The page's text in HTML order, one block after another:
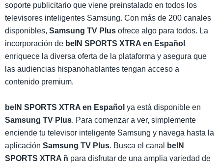
soporte publicitario que viene preinstalado en todos los
televisores inteligentes Samsung. Con más de 200 canales
disponibles, Samsung TV Plus ofrece algo para todos. La
incorporación de beIN SPORTS XTRA en Español
enriquece la diversa oferta de la plataforma y asegura que
las audiencias hispanohablantes tengan acceso a
contenido premium.
beIN SPORTS XTRA en Español ya está disponible en
Samsung TV Plus. Para comenzar a ver, simplemente
enciende tu televisor inteligente Samsung y navega hasta la
aplicación Samsung TV Plus. Busca el canal
beIN
SPORTS XTRA ñ para disfrutar de una amplia variedad de